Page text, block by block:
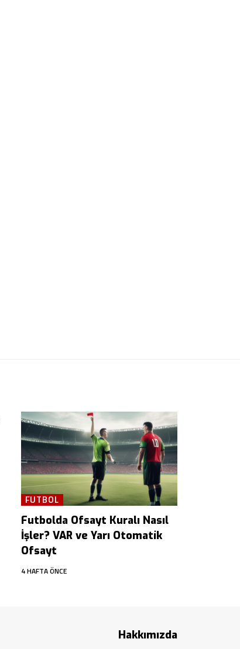
FUTBOL
Futbolda Ofsayt Kuralı Nasıl
İşler? VAR ve Yarı Otomatik
Ofsayt
4 HAFTA ÖNCE
Hakkımızda